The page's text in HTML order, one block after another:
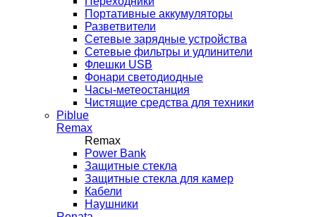
Портативные аккумуляторы
Разветвители
Сетевые зарядные устройства
Сетевые фильтры и удлинители
Флешки USB
Фонари светодиодные
Часы-метеостанция
Чистящие средства для техники
Piblue
Remax
Remax
Power Bank
Защитные стекла
Защитные стекла для камер
Кабели
Наушники